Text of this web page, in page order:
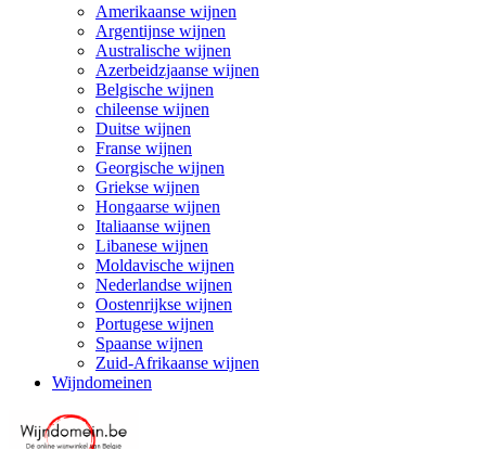
Amerikaanse wijnen
Argentijnse wijnen
Australische wijnen
Azerbeidzjaanse wijnen
Belgische wijnen
chileense wijnen
Duitse wijnen
Franse wijnen
Georgische wijnen
Griekse wijnen
Hongaarse wijnen
Italiaanse wijnen
Libanese wijnen
Moldavische wijnen
Nederlandse wijnen
Oostenrijkse wijnen
Portugese wijnen
Spaanse wijnen
Zuid-Afrikaanse wijnen
Wijndomeinen